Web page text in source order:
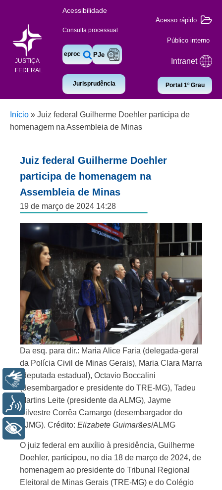
JUSTIÇA
FEDERAL
Acessibilidade
Consulta processual
eproc PJe
Jurisprudência
Acesso rápido
Público interno
Intranet
Portal 1º Grau
Início » Juiz federal Guilherme Doehler participa de
homenagem na Assembleia de Minas
Juiz federal Guilherme Doehler
participa de homenagem na
Assembleia de Minas
19 de março de 2024 14:28
Da esq. para dir.: Maria Alice Faria (delegada-geral
da Polícia Civil de Minas Gerais), Maria Clara Marra
(deputada estadual), Octavio Boccalini
(desembargador e presidente do TRE-MG), Tadeu
Martins Leite (presidente da ALMG), Jayme
Silvestre Corrêa Camargo (desembargador do
TJMG). Crédito: Elizabete Guimarães/ALMG
O juiz federal em auxílio à presidência, Guilherme
Doehler, participou, no dia 18 de março de 2024, de
homenagem ao presidente do Tribunal Regional
Eleitoral de Minas Gerais (TRE-MG) e do Colégio
Libras
Voz
+ Acessibilidade